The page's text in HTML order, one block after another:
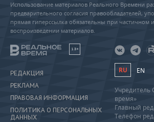
Использование материалов Реального Времени
предварительного согласия правообладателей,
прямая гиперссылка обязательны при частичном
воспроизведении материалов.
18+
РЕДАКЦИЯ
РЕКЛАМА
ПРАВОВАЯ ИНФОРМАЦИЯ
ПОЛИТИКА О ПЕРСОНАЛЬНЫХ
ДАННЫХ
RU EN
Учредитель
время»
Главный
Телефон